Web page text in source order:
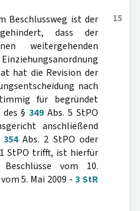
15
Beschlussweg ist der
dass der
weitergehenden
hat die Revision der
nach
für begründet
des §349Abs. 5 StPO
anschließend
354Abs. 2 StPO oder
StPO trifft, ist hierfür
vom 10.
5. Mai 2009 -3 StR